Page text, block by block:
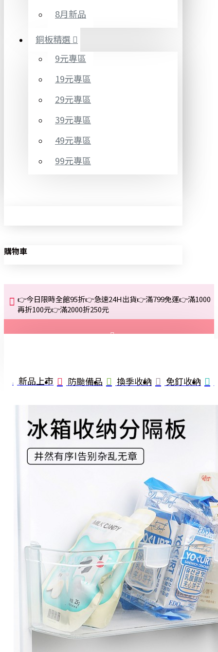
8月新品
銅板精選
9元專區
19元專區
29元專區
39元專區
49元專區
99元專區
購物車
👉今日限時全館95折👉急速24H出貨👉滿799免運👉滿1000
再折100元👉滿2000折250元
註冊
新品上市 防颱備品 換季收納 免釘收納